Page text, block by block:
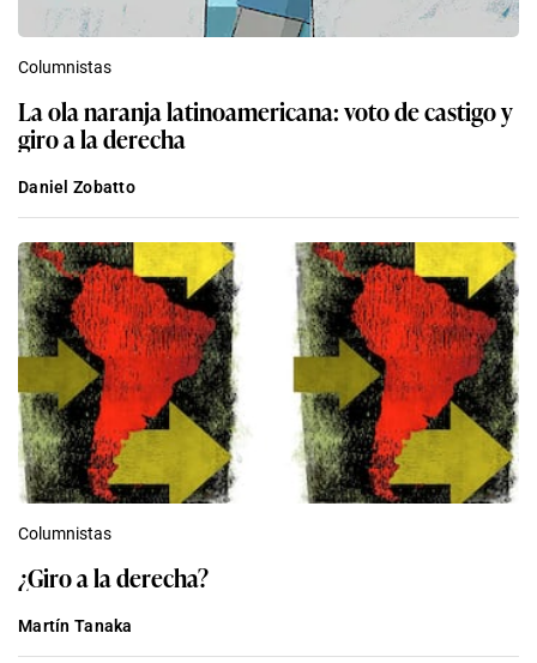
Columnistas
La ola naranja latinoamericana: voto de castigo y
giro a la derecha
Daniel Zobatto
Columnistas
¿Giro a la derecha?
Martín Tanaka